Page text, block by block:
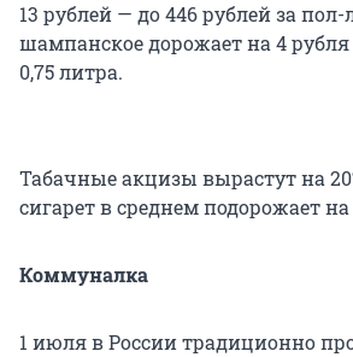
13 рублей — до 446 рублей за пол-
шампанское дорожает на 4 рубля
0,75 литра.
Табачные акцизы вырастут на
сигарет в среднем подорожает на
Коммуналка
1 июля в России традиционно